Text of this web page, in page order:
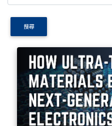
搜尋